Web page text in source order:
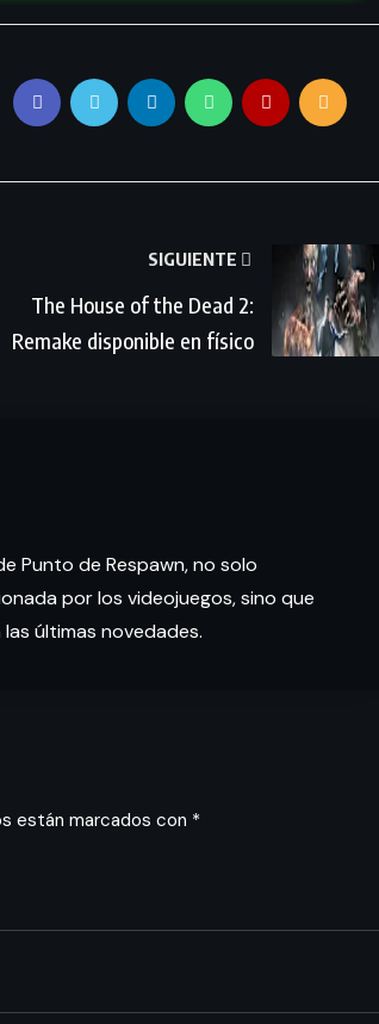
SIGUIENTE
The House of the Dead 2:
Remake disponible en físico
Punto de Respawn, no solo
por los videojuegos, sino que
últimas novedades.
están marcados con *